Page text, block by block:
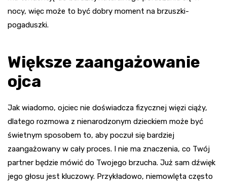
nocy, więc może to być dobry moment na brzuszki-
pogaduszki.
Większe zaangażowanie
ojca
Jak wiadomo, ojciec nie doświadcza fizycznej więzi ciąży,
dlatego rozmowa z nienarodzonym dzieckiem może być
świetnym sposobem to, aby poczuł się bardziej
zaangażowany w cały proces. I nie ma znaczenia, co Twój
partner będzie mówić do Twojego brzucha. Już sam dźwięk
jego głosu jest kluczowy. Przykładowo, niemowlęta często